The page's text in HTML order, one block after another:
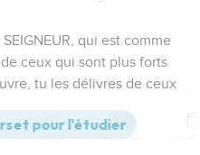
qui est comme
ceux qui sont plus forts
tu les délivres de ceux
: ils m’interrogent sur des
Strong